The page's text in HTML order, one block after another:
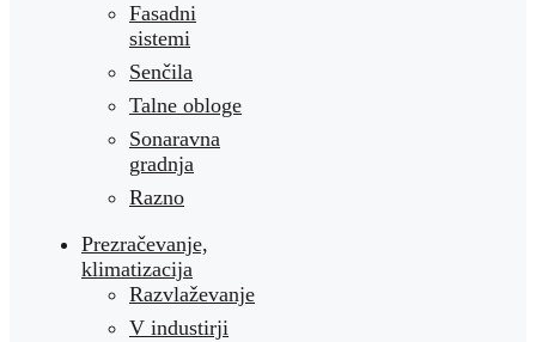
Fasadni
sistemi
Senčila
Talne obloge
Sonaravna
gradnja
Razno
Prezračevanje,
klimatizacija
Razvlaževanje
V industirji